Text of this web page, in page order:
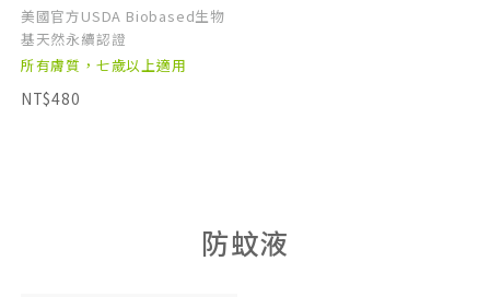
美國官方USDA Biobased生物
基天然永續認證
所有膚質，七歲以上適用
NT$480
防蚊液